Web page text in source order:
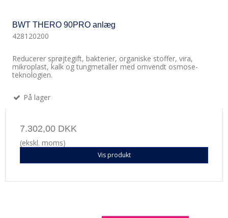
BWT THERO 90PRO anlæg
428120200
Reducerer sprøjtegift, bakterier, organiske stoffer, vira,
mikroplast, kalk og tungmetaller med omvendt osmose-
teknologien.
På lager
7.302,00 DKK
(ekskl. moms)
Vis produkt